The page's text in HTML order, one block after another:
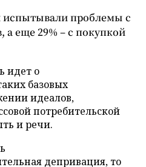
испытывали проблемы с
а еще 29% – с покупкой
идет о
базовых
идеалов,
потребительской
и речи.
депривация, то